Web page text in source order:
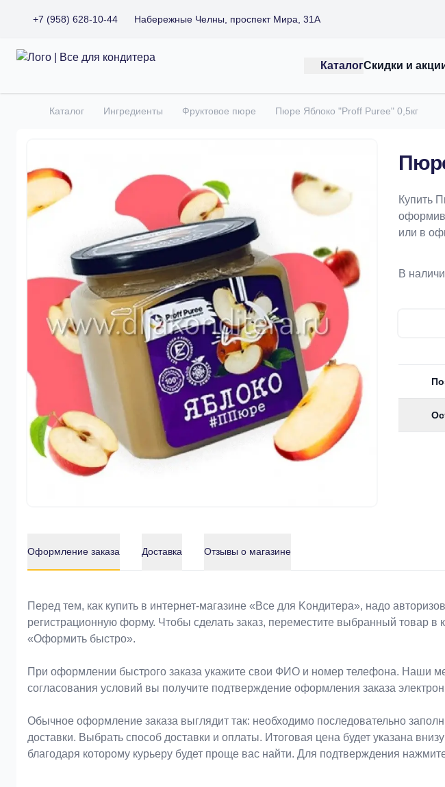
+7 (958) 628-10-44 Набережные Челны, проспект Мира, 31А
Все для кондитера
КаталогСкидки и
Главная
Каталог Ингредиенты Фруктовое пюре Пюре Яблоко "Proff Puree" 0,5кг
Купить
оформив
или в
В
Оформление заказа Доставка Отзывы о магазине
Оформление заказа
Перед тем, как купить в интернет-магазине «Bce для Koндитeрa», надо
регистрационную форму. Чтобы сделать заказ, переместите выбранный товар
«Оформить быстро».
При оформлении быстрого заказа укажите свои ФИО и номер телефона. Наши
согласования условий вы получите подтверждение оформления заказа
Обычное оформление заказа выглядит так: необходимо последовательно
доставки. Выбрать способ доставки и оплаты. Итоговая цена будет указана
благодаря которому курьеру будет проще вас найти. Для подтверждения